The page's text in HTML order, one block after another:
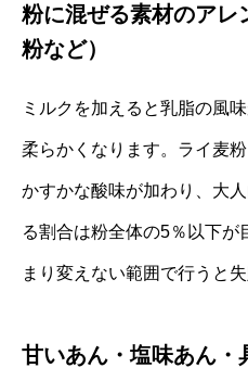
粉に混ぜる素材のアレ
粉など）
ミルクを加えると乳脂の風
柔らかくなります。ライ麦
かすかな酸味が加わり、大
る割合は粉全体の5％以下が
まり変えない範囲で行うと
甘いあん・塩味あん・